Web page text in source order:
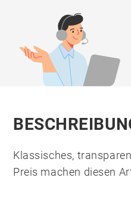
Klassisches,
Preis machen diesen